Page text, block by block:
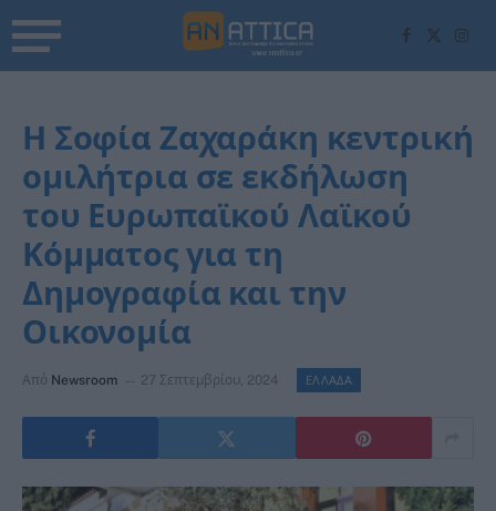
Facebook
X
(Twitter)
Η Σοφία Ζαχαράκη κεντρική
ομιλήτρια σε εκδήλωση
του Ευρωπαϊκού Λαϊκού
Κόμματος για τη
Δημογραφία και την
Οικονομία
Από Newsroom 27 Σεπτεμβρίου, 2024 ΕΛΛΑΔΑ